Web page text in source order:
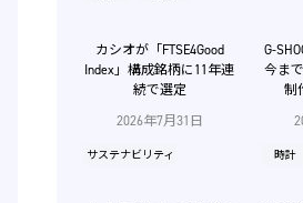
2026年7月31日
サステナビリティ
カシオが「FTSE4Good
Index」構成銘柄に11年連
続で選定
時計
G-
今ま
制